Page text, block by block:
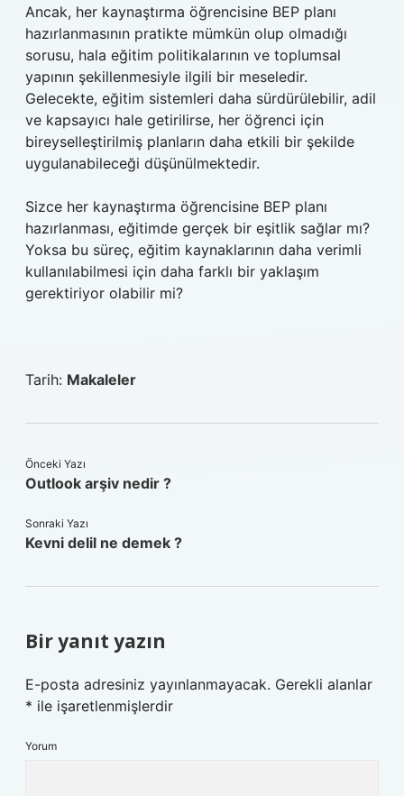
Ancak, her kaynaştırma öğrencisine BEP planı
hazırlanmasının pratikte mümkün olup olmadığı
sorusu, hala eğitim politikalarının ve toplumsal
yapının şekillenmesiyle ilgili bir meseledir.
Gelecekte, eğitim sistemleri daha sürdürülebilir, adil
ve kapsayıcı hale getirilirse, her öğrenci için
bireyselleştirilmiş planların daha etkili bir şekilde
uygulanabileceği düşünülmektedir.
Sizce her kaynaştırma öğrencisine BEP planı
hazırlanması, eğitimde gerçek bir eşitlik sağlar mı?
Yoksa bu süreç, eğitim kaynaklarının daha verimli
kullanılabilmesi için daha farklı bir yaklaşım
gerektiriyor olabilir mi?
Tarih: Makaleler
Önceki Yazı
Outlook arşiv nedir ?
Sonraki Yazı
Kevni delil ne demek ?
Bir yanıt yazın
E-posta adresiniz yayınlanmayacak. Gerekli alanlar
* ile işaretlenmişlerdir
Yorum